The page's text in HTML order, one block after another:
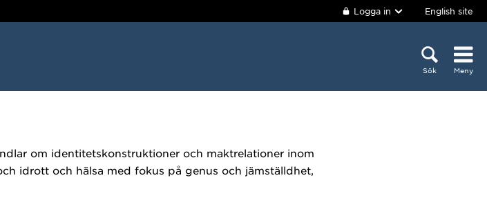
Logga in English site
Sök Meny
om identitetskonstruktioner och maktrelationer inom
idrott och hälsa med fokus på genus och jämställdhet,